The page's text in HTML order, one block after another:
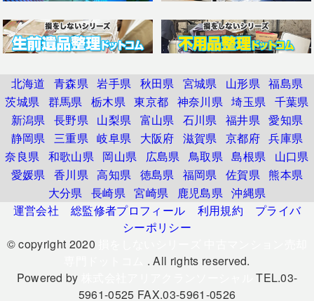
北海道 青森県 岩手県 秋田県 宮城県 山形県 福島県
茨城県 群馬県 栃木県 東京都 神奈川県 埼玉県 千葉県
新潟県 長野県 山梨県 富山県 石川県 福井県 愛知県
静岡県 三重県 岐阜県 大阪府 滋賀県 京都府 兵庫県
奈良県 和歌山県 岡山県 広島県 鳥取県 島根県
山口県
愛媛県 香川県 高知県 徳島県 福岡県 佐賀県 熊本県
大分県 長崎県 宮崎県 鹿児島県 沖縄県
運営会社
総監修者プロフィール 利用規約
プライバ
シーポリシー
© copyright 2020
. All rights reserved.
Powered by
TEL.03-
5961-0525 FAX.03-5961-0526